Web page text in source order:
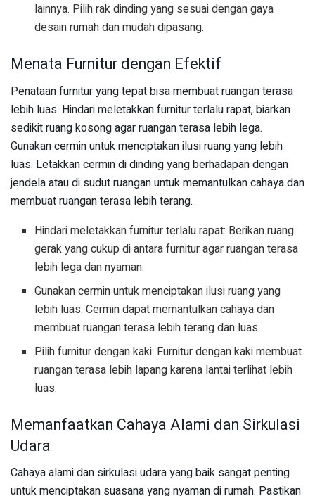
lainnya. Pilih rak dinding yang sesuai dengan gaya
desain rumah dan mudah dipasang.
Menata Furnitur dengan Efektif
Penataan furnitur yang tepat bisa membuat ruangan terasa
lebih luas. Hindari meletakkan furnitur terlalu rapat, biarkan
sedikit ruang kosong agar ruangan terasa lebih lega.
Gunakan cermin untuk menciptakan ilusi ruang yang lebih
luas. Letakkan cermin di dinding yang berhadapan dengan
jendela atau di sudut ruangan untuk memantulkan cahaya dan
membuat ruangan terasa lebih terang.
Hindari meletakkan furnitur terlalu rapat: Berikan ruang
gerak yang cukup di antara furnitur agar ruangan terasa
lebih lega dan nyaman.
Gunakan cermin untuk menciptakan ilusi ruang yang
lebih luas: Cermin dapat memantulkan cahaya dan
membuat ruangan terasa lebih terang dan luas.
Pilih furnitur dengan kaki: Furnitur dengan kaki membuat
ruangan terasa lebih lapang karena lantai terlihat lebih
luas.
Memanfaatkan Cahaya Alami dan Sirkulasi
Udara
Cahaya alami dan sirkulasi udara yang baik sangat penting
untuk menciptakan suasana yang nyaman di rumah. Pastikan